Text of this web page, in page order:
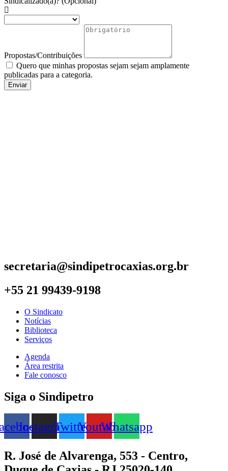
Propostas/Contribuições
Quero que minhas propostas sejam sejam amplamente
publicadas para a categoria.
Enviar
secretaria@sindipetrocaxias.org.br
+55 21 99439-9198
O Sindicato
Notícias
Biblioteca
Serviços
Agenda
Área restrita
Fale conosco
Siga o Sindipetro
InstagramTwitterYoutubeWhatsapp
R. José de Alvarenga, 553 - Centro,